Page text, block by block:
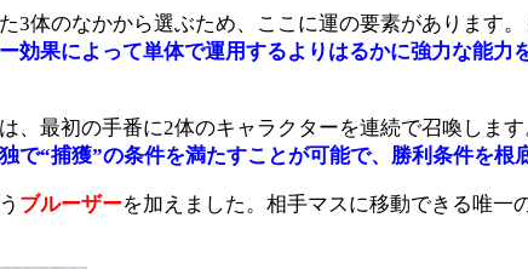
体のなかから選ぶため、ここに運の要素があります
効果によって単体で運用するよりはるかに強力な能力
、最初の手番に2体のキャラクターを連続で召喚しま
で“捕獲”の条件を満たすことが可能で、勝利条件を根
ブルーザーを加えました。相手マスに移動できる唯一